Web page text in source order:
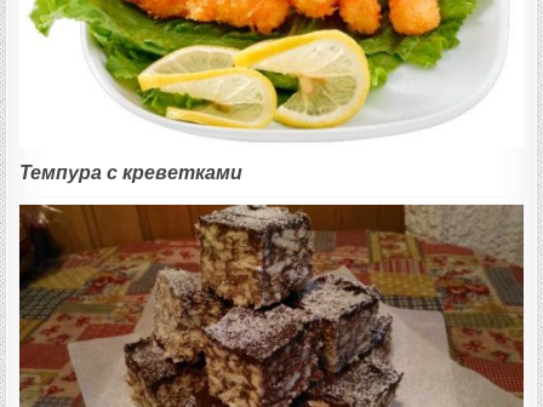
Темпура с креветками